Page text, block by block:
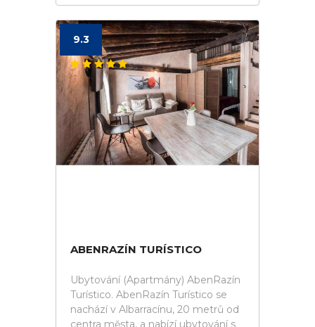
9.3
ABENRAZÍN TURÍSTICO
Ubytování (Apartmány) AbenRazín
Turístico. AbenRazín Turístico se
nachází v Albarracínu, 20 metrů od
centra města, a nabízí ubytování s